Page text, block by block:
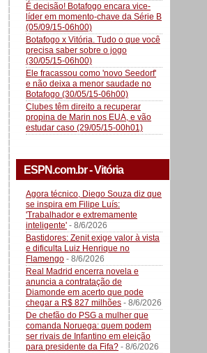
É decisão! Botafogo encara vice-
líder em momento-chave da Série B
(05/09/15-06h00)
Botafogo x Vitória. Tudo o que você
precisa saber sobre o jogo
(30/05/15-06h00)
Ele fracassou como 'novo Seedorf'
e não deixa a menor saudade no
Botafogo (30/05/15-06h00)
Clubes têm direito a recuperar
propina de Marin nos EUA, e vão
estudar caso (29/05/15-00h01)
ESPN.com.br - Vitória
Agora técnico, Diego Souza diz que
se inspira em Filipe Luís:
'Trabalhador e extremamente
inteligente' - 8/6/2026
Bastidores: Zenit exige valor à vista
e dificulta Luiz Henrique no
Flamengo - 8/6/2026
Real Madrid encerra novela e
anuncia a contratação de
Diamonde em acerto que pode
chegar a R$ 827 milhões - 8/6/2026
De chefão do PSG a mulher que
comanda Noruega: quem podem
ser rivais de Infantino em eleição
para presidente da Fifa? - 8/6/2026